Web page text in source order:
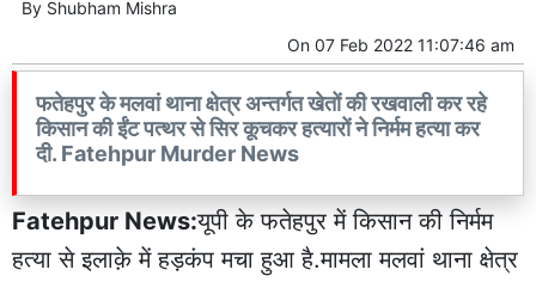
By Shubham Mishra
On 07 Feb 2022 11:07:46 am
फतेहपुर के मलवां थाना क्षेत्र अन्तर्गत खेतों की रखवाली कर रहे
किसान की ईंट पत्थर से सिर कूचकर हत्यारों ने निर्मम हत्या कर
दी. Fatehpur Murder News
Fatehpur News:यूपी के फतेहपुर में किसान की निर्मम
हत्या से इलाक़े में हड़कंप मचा हुआ है.मामला मलवां थाना क्षेत्र